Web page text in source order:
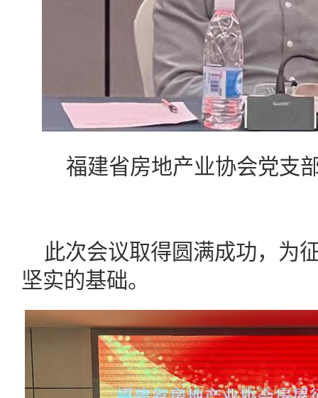
福建省房地产业协会党支
此次会议取得圆满成功，为
坚实的基础。